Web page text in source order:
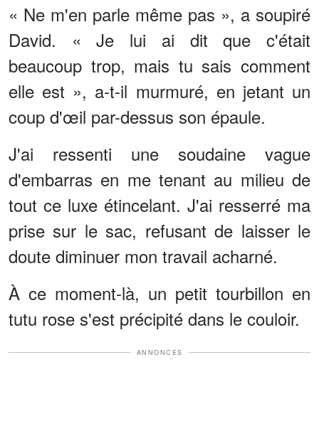
« Ne m'en parle même pas », a soupiré
David. « Je lui ai dit que c'était
beaucoup trop, mais tu sais comment
elle est », a-t-il murmuré, en jetant un
coup d'œil par-dessus son épaule.
J'ai ressenti une soudaine vague
d'embarras en me tenant au milieu de
tout ce luxe étincelant. J'ai resserré ma
prise sur le sac, refusant de laisser le
doute diminuer mon travail acharné.
À ce moment-là, un petit tourbillon en
tutu rose s'est précipité dans le couloir.
ANNONCES